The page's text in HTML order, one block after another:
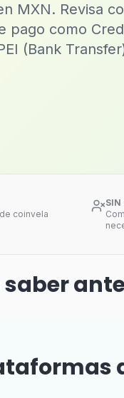
MXN. Revisa
pago como
(Bank
coinvela
SIN
saber